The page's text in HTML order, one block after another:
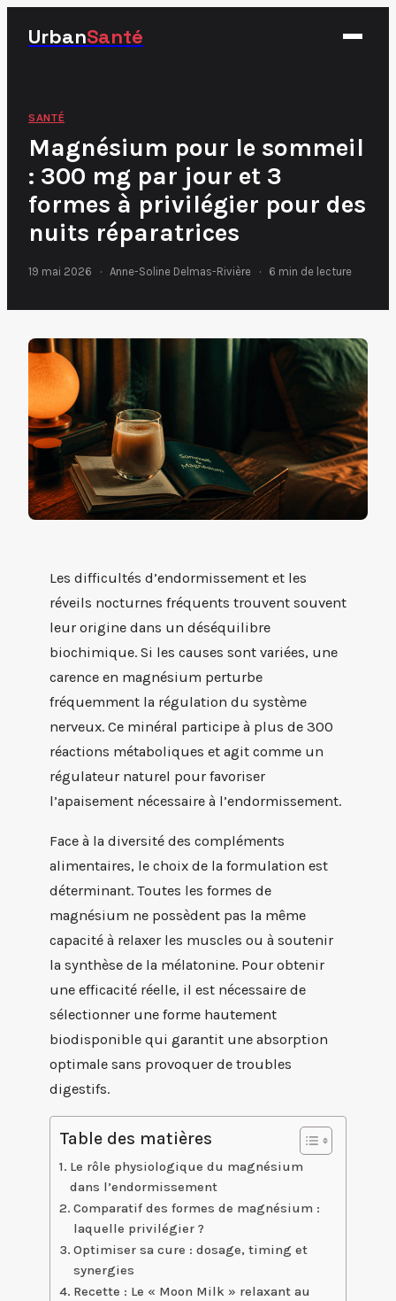
UrbanSanté
Nutrition
Santé
Sport
SANTÉ
Magnésium pour le sommeil
: 300 mg par jour et 3
formes à privilégier pour des
nuits réparatrices
19 mai 2026 · Anne-Soline Delmas-Rivière · 6 min de lecture
Les difficultés d’endormissement et les
réveils nocturnes fréquents trouvent souvent
leur origine dans un déséquilibre
biochimique. Si les causes sont variées, une
carence en magnésium perturbe
fréquemment la régulation du système
nerveux. Ce minéral participe à plus de 300
réactions métaboliques et agit comme un
régulateur naturel pour favoriser
l’apaisement nécessaire à l’endormissement.
Face à la diversité des compléments
alimentaires, le choix de la formulation est
déterminant. Toutes les formes de
magnésium ne possèdent pas la même
capacité à relaxer les muscles ou à soutenir
la synthèse de la mélatonine. Pour obtenir
une efficacité réelle, il est nécessaire de
sélectionner une forme hautement
biodisponible qui garantit une absorption
optimale sans provoquer de troubles
digestifs.
Table des matières
Le rôle physiologique du magnésium
dans l’endormissement
Comparatif des formes de magnésium :
laquelle privilégier ?
Optimiser sa cure : dosage, timing et
synergies
Recette : Le « Moon Milk » relaxant au